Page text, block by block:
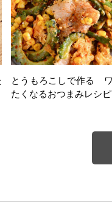
とうもろこしで作る
たくなるおつまみレシピ